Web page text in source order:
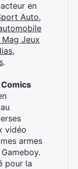
en
Auto,
Mag Jeux
.
vidéo
armes
pour la